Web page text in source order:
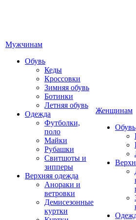
Мужчинам
Обувь
Кеды
Кроссовки
Зимняя обувь
Ботинки
Летняя обувь
Одежда
Футболки,
поло
Майки
Рубашки
Свитшоты и
зипперы
Верхняя одежда
Анораки и
ветровки
Демисезонные
куртки
Женщинам
Обувь